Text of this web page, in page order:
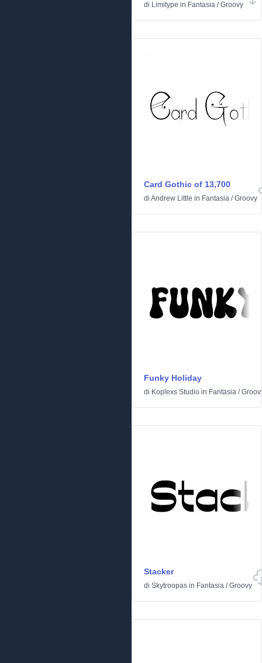
di Limitype in Fantasia /Groovy
Card Gothic of 13,700
di Andrew Little in Fantasia /Groovy
Funky Holiday
di Koplexs Studio in Fantasia /
Stacker
di Skytroopas in Fantasia /Groovy